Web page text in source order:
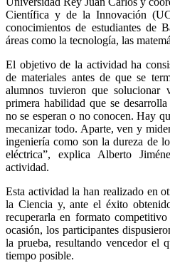
Científica y de la Innovación
conocimientos de estudiantes de
áreas como la tecnología, las
El objetivo de la actividad ha
de materiales antes de que se
alumnos tuvieron que solucionar
primera habilidad que se
no se esperan o no conocen. Hay
mecanizar todo. Aparte, ven y
ingeniería como son la dureza de
eléctrica”, explica Alberto
actividad.
Esta actividad la han realizado en
la Ciencia y, ante el éxito
recuperarla en formato
ocasión, los participantes
la prueba, resultando vencedor el
tiempo posible.